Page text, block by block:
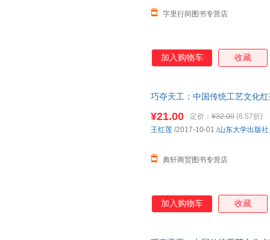
字里行间图书专营店
加入购物车 收藏
巧夺天工：中国传统工艺文化红
¥21.00 定价： ¥32.00 (6.57折)
典轩商贸图书专营店
王红莲 /2017-10-01 /山东大学出版社
加入购物车 收藏